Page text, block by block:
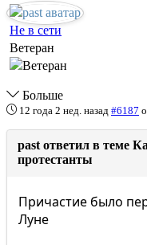
Не в сети
Ветеран
Больше
12 года 2 нед. назад #6187
past ответил в теме
протестанты
Причастие было
Луне